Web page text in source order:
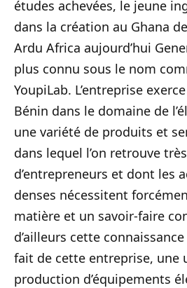
études achevées, le jeune
dans la création au Ghana
Ardu Africa aujourd’hui
plus connu sous le nom
YoupiLab. L’entreprise
Bénin dans le domaine de
une variété de produits et
dans lequel l’on retrouve
d’entrepreneurs et dont les
denses nécessitent
matière et un savoir-faire
d’ailleurs cette
fait de cette entreprise, une
production d’équipements